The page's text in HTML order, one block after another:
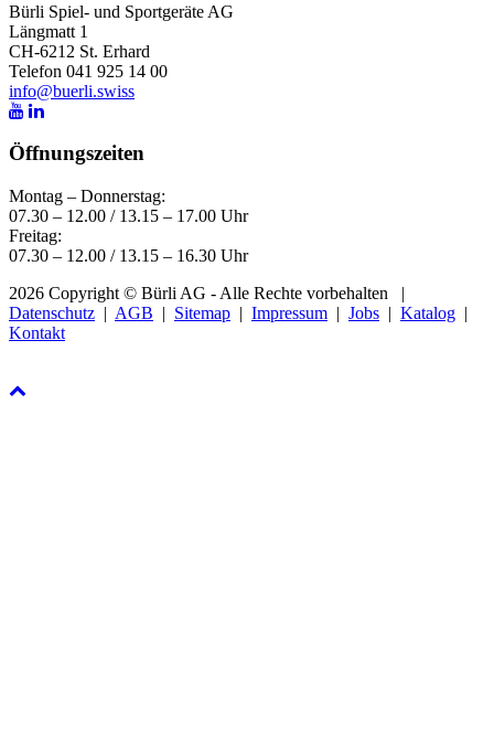
Bürli Spiel- und Sportgeräte AG
Längmatt 1
CH-6212 St. Erhard
Telefon 041 925 14 00
info@buerli.swiss
Öffnungszeiten
Montag – Donnerstag:
07.30 – 12.00 / 13.15 – 17.00 Uhr
Freitag:
07.30 – 12.00 / 13.15 – 16.30 Uhr
2026 Copyright © Bürli AG - Alle Rechte vorbehalten |
Datenschutz | AGB | Sitemap | Impressum | Jobs | Katalog |
Kontakt